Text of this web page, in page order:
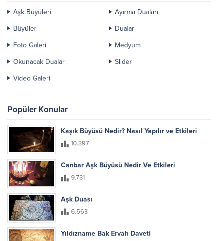
Aşk Büyüleri
Ayırma Duaları
Büyüler
Dualar
Foto Galeri
Medyum
Okunacak Dualar
Slider
Video Galeri
Popüler Konular
Kaşık Büyüsü Nedir? Nasıl Yapılır ve Etkileri
10.397
Canbar Aşk Büyüsü Nedir Ve Etkileri
9.731
Aşk Duası
6.563
Yıldızname Bak Ervah Daveti